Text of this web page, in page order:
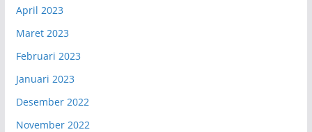
April 2023
Maret 2023
Februari 2023
Januari 2023
Desember 2022
November 2022